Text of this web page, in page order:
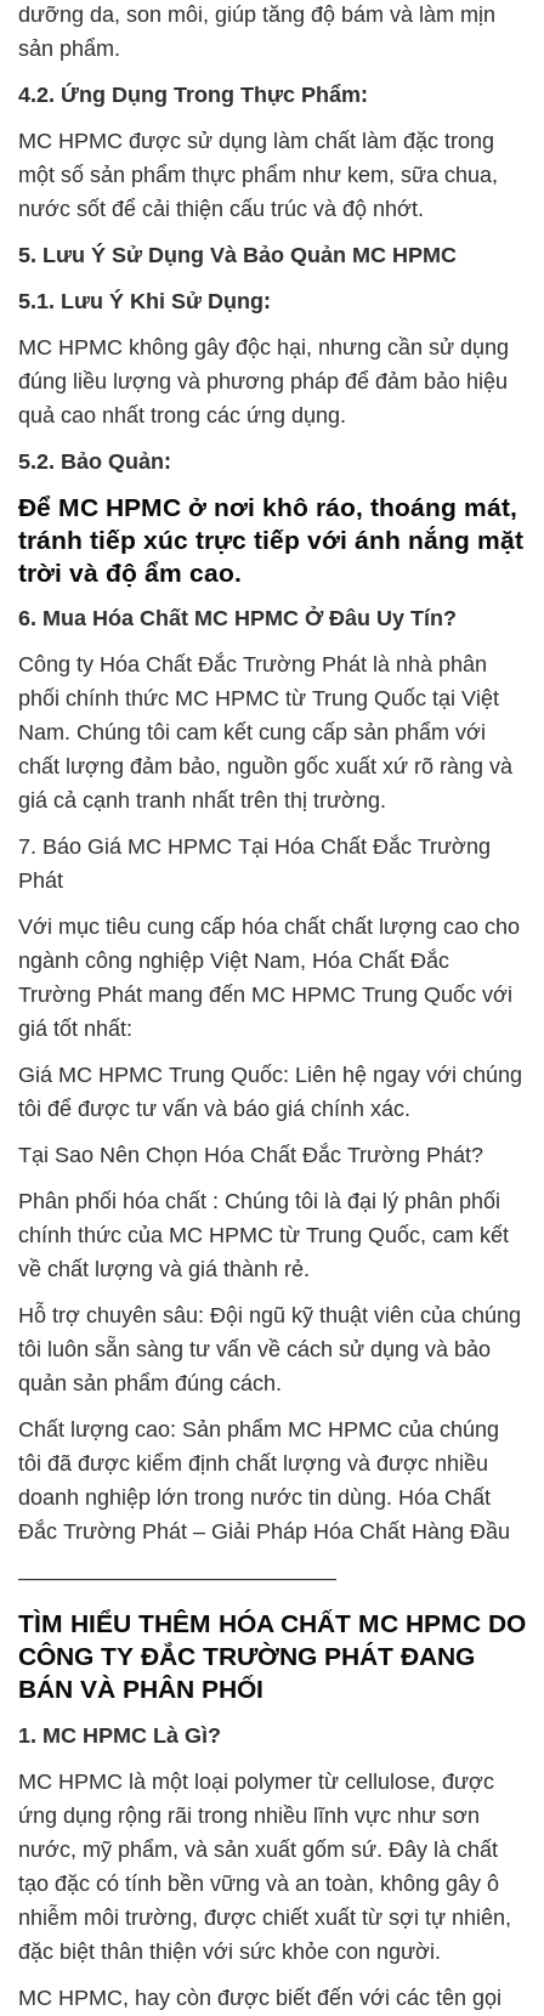
dưỡng da, son môi, giúp tăng độ bám và làm mịn
sản phẩm.
4.2. Ứng Dụng Trong Thực Phẩm:
MC HPMC được sử dụng làm chất làm đặc trong
một số sản phẩm thực phẩm như kem, sữa chua,
nước sốt để cải thiện cấu trúc và độ nhớt.
5. Lưu Ý Sử Dụng Và Bảo Quản MC HPMC
5.1. Lưu Ý Khi Sử Dụng:
MC HPMC không gây độc hại, nhưng cần sử dụng
đúng liều lượng và phương pháp để đảm bảo hiệu
quả cao nhất trong các ứng dụng.
5.2. Bảo Quản:
Để MC HPMC ở nơi khô ráo, thoáng mát,
tránh tiếp xúc trực tiếp với ánh nắng mặt
trời và độ ẩm cao.
6. Mua Hóa Chất MC HPMC Ở Đâu Uy Tín?
Công ty Hóa Chất Đắc Trường Phát là nhà phân
phối chính thức MC HPMC từ Trung Quốc tại Việt
Nam. Chúng tôi cam kết cung cấp sản phẩm với
chất lượng đảm bảo, nguồn gốc xuất xứ rõ ràng và
giá cả cạnh tranh nhất trên thị trường.
7. Báo Giá MC HPMC Tại Hóa Chất Đắc Trường
Phát
Với mục tiêu cung cấp hóa chất chất lượng cao cho
ngành công nghiệp Việt Nam, Hóa Chất Đắc
Trường Phát mang đến MC HPMC Trung Quốc với
giá tốt nhất:
Giá MC HPMC Trung Quốc: Liên hệ ngay với chúng
tôi để được tư vấn và báo giá chính xác.
Tại Sao Nên Chọn Hóa Chất Đắc Trường Phát?
Phân phối hóa chất : Chúng tôi là đại lý phân phối
chính thức của MC HPMC từ Trung Quốc, cam kết
về chất lượng và giá thành rẻ.
Hỗ trợ chuyên sâu: Đội ngũ kỹ thuật viên của chúng
tôi luôn sẵn sàng tư vấn về cách sử dụng và bảo
quản sản phẩm đúng cách.
Chất lượng cao: Sản phẩm MC HPMC của chúng
tôi đã được kiểm định chất lượng và được nhiều
doanh nghiệp lớn trong nước tin dùng. Hóa Chất
Đắc Trường Phát – Giải Pháp Hóa Chất Hàng Đầu
——————————————–
TÌM HIỂU THÊM HÓA CHẤT MC HPMC DO
CÔNG TY ĐẮC TRƯỜNG PHÁT ĐANG
BÁN VÀ PHÂN PHỐI
1. MC HPMC Là Gì?
MC HPMC là một loại polymer từ cellulose, được
ứng dụng rộng rãi trong nhiều lĩnh vực như sơn
nước, mỹ phẩm, và sản xuất gốm sứ. Đây là chất
tạo đặc có tính bền vững và an toàn, không gây ô
nhiễm môi trường, được chiết xuất từ sợi tự nhiên,
đặc biệt thân thiện với sức khỏe con người.
MC HPMC, hay còn được biết đến với các tên gọi